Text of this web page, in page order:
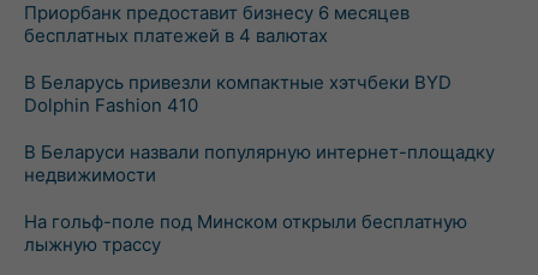
Приорбанк предоставит бизнесу 6 месяцев
бесплатных платежей в 4 валютах
В Беларусь привезли компактные хэтчбеки BYD
Dolphin Fashion 410
В Беларуси назвали популярную интернет-площадку
недвижимости
На гольф-поле под Минском открыли бесплатную
лыжную трассу